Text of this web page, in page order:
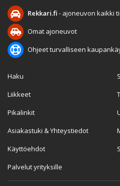
Rekkari.fi- ajoneuvon kaikki
Omat ajoneuvot
Ohjeet turvalliseen
Haku
Liikkeet
Pikalinkit
Asiakastuki & Yhteystiedot
Käyttöehdot
Palvelut yrityksille